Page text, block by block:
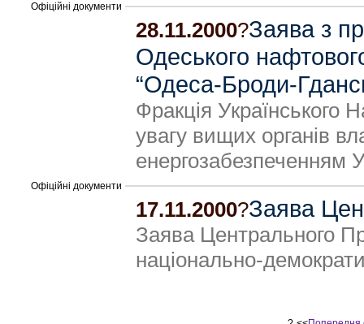
Офіційні документи
28.11.2000?Заява з
Одеського
“Одеса-Броди-
Фракція Українського
увагу вищих органів
енергозабезпеченням
Офіційні документи
17.11.2000?Заява
Заява Центрального
національно-